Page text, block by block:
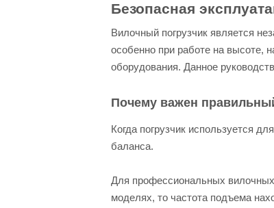
Безопасная
Вилочный погрузчик является
особенно при работе на высоте,
оборудования. Данное
Почему важен
Когда погрузчик используется
баланса.
Для профессиональных вилочных
моделях, то частота подъема